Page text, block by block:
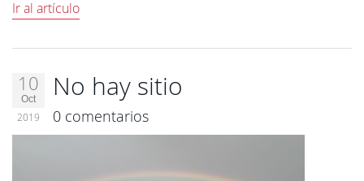
Ir al artículo
10
Oct
2019
No hay sitio
0 comentarios